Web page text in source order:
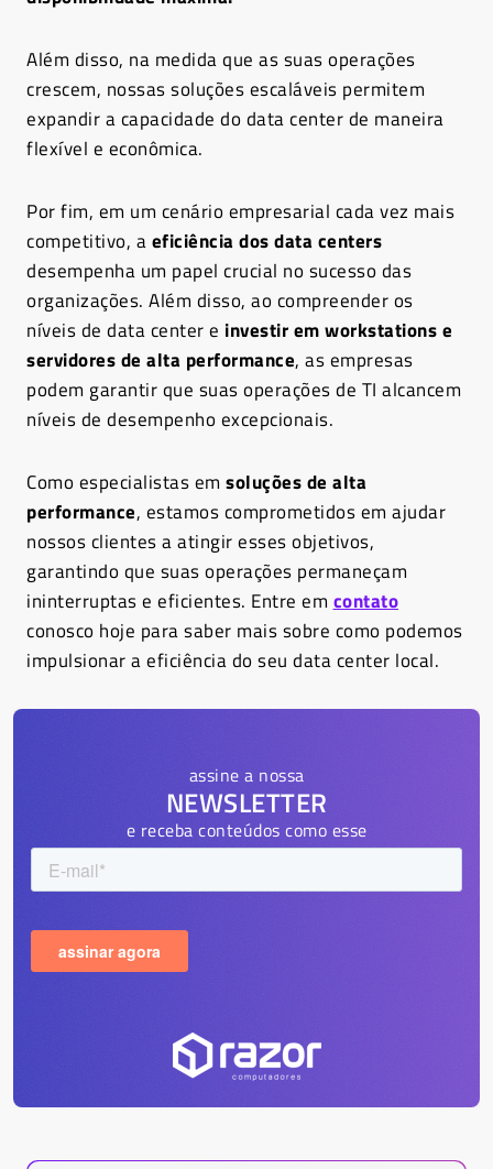
Além disso, na medida que as suas operações
crescem, nossas soluções escaláveis permitem
expandir a capacidade do data center de maneira
flexível e econômica.
Por fim, em um cenário empresarial cada vez mais
competitivo, aeficiência dos data centers
desempenha um papel crucial no sucesso das
organizações. Além disso, ao compreender os
níveis de data center e investir em workstations e
servidores de alta performance, as empresas
podem garantir que suas operações de TI alcancem
níveis de desempenho excepcionais.
Como especialistas em soluções de alta
performance, estamos comprometidos em ajudar
nossos clientes a atingir esses objetivos,
garantindo que suas operações permaneçam
ininterruptas e eficientes. Entre em contato
conosco hoje para saber mais sobre como podemos
impulsionar a eficiência do seu data center local.
assine a nossa
NEWSLETTER
e receba conteúdos como esse